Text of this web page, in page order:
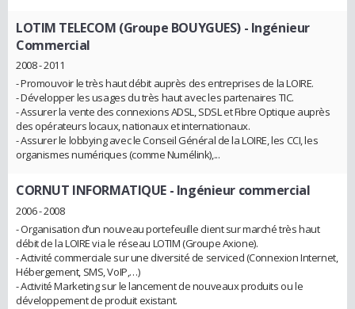
LOTIM TELECOM (Groupe BOUYGUES)- Ingénieur
Commercial
2008 - 2011
- Promouvoir le très haut débit auprès des entreprises de la LOIRE.
- Développer les usages du très haut avec les partenaires TIC.
- Assurer la vente des connexions ADSL, SDSL et Fibre Optique auprès
des opérateurs locaux, nationaux et internationaux.
- Assurer le lobbying avec le Conseil Général de la LOIRE, les CCI, les
organismes numériques (comme Numélink),...
CORNUT INFORMATIQUE - Ingénieur commercial
2006 - 2008
- Organisation d’un nouveau portefeuille client sur marché très haut
débit de la LOIRE via le réseau LOTIM (Groupe Axione).
- Activité commerciale sur une diversité de serviced (Connexion Internet,
Hébergement, SMS, VoIP,…)
- Activité Marketing sur le lancement de nouveaux produits ou le
développement de produit existant.